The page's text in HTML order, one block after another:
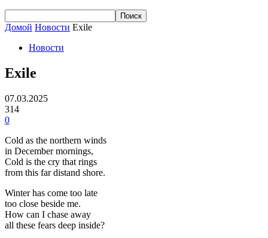
Домой Новости Exile
Новости
Exile
07.03.2025
314
0
Cold as the northern winds
in December mornings,
Cold is the cry that rings
from this far distand shore.
Winter has come too late
too close beside me.
How can I chase away
all these fears deep inside?